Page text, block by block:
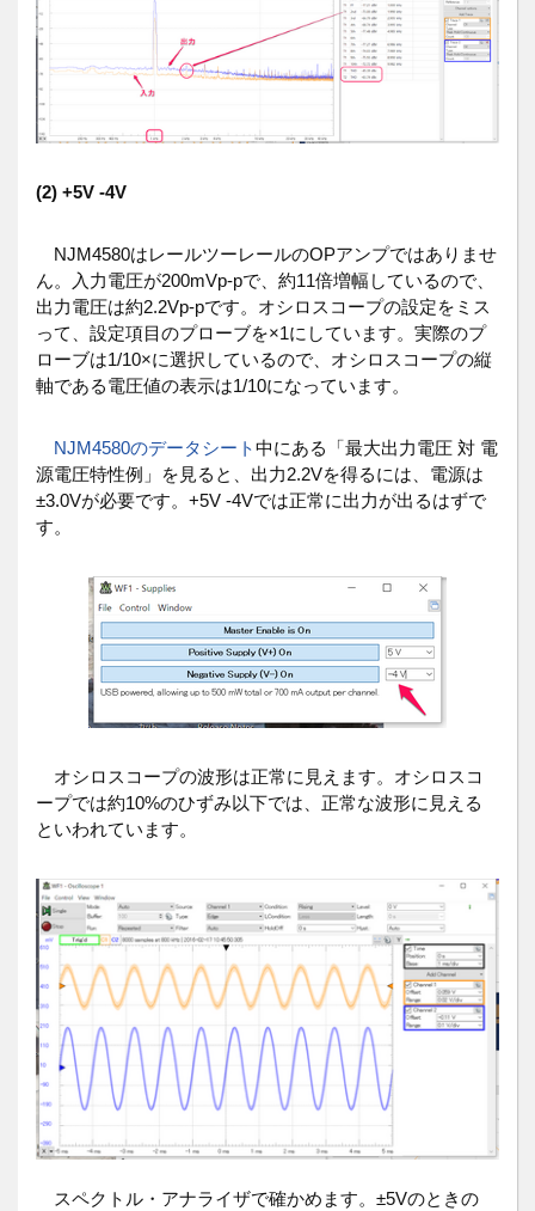
(2) +5V -4V
NJM4580はレールツーレールのOPアンプではありませ
ん。入力電圧が200mVp-pで、約11倍増幅しているので、
出力電圧は約2.2Vp-pです。オシロスコープの設定をミス
って、設定項目のプローブを×1にしています。実際のプ
ローブは1/10×に選択しているので、オシロスコープの縦
軸である電圧値の表示は1/10になっています。
NJM4580のデータシート中にある「最大出力電圧 対 電
源電圧特性例」を見ると、出力2.2Vを得るには、電源は
±3.0Vが必要です。+5V -4Vでは正常に出力が出るはずで
す。
オシロスコープの波形は正常に見えます。オシロスコ
ープでは約10%のひずみ以下では、正常な波形に見える
といわれています。
スペクトル・アナライザで確かめます。±5Vのときの